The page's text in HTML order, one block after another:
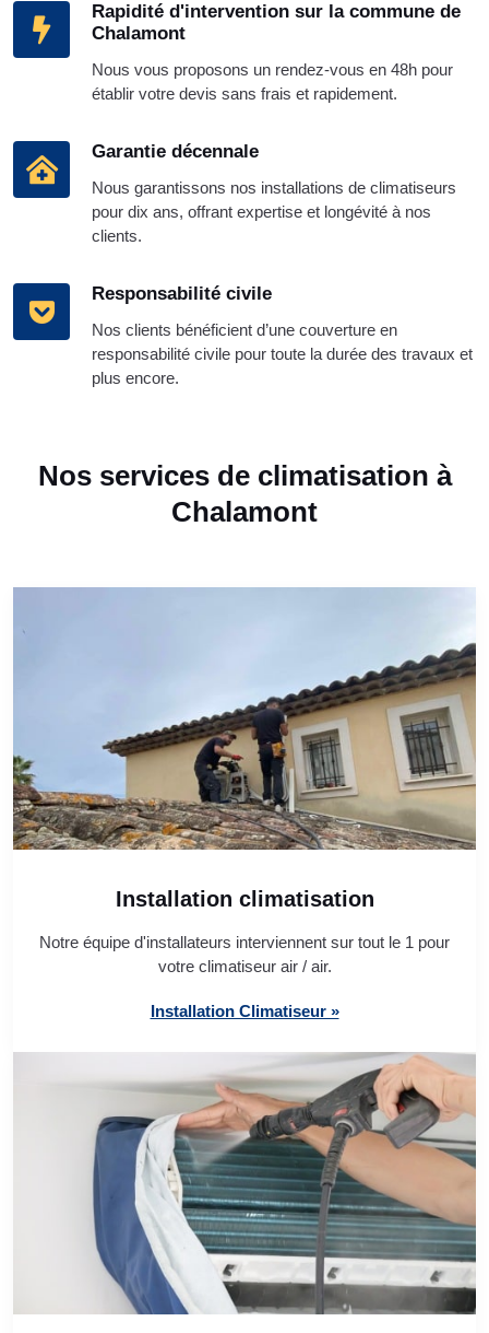
Rapidité d'intervention sur la commune de
Chalamont
Nous vous proposons un rendez-vous en 48h pour
établir votre devis sans frais et rapidement.
Garantie décennale
Nous garantissons nos installations de climatiseurs
pour dix ans, offrant expertise et longévité à nos
clients.
Responsabilité civile
Nos clients bénéficient d’une couverture en
responsabilité civile pour toute la durée des travaux et
plus encore.
Nos services de climatisation à
Chalamont
Installation climatisation
Notre équipe d'installateurs interviennent sur tout le 1 pour
votre climatiseur air / air.
Installation Climatiseur »